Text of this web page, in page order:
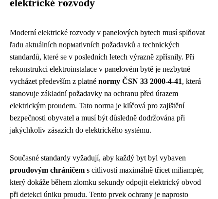
elektrické rozvody
Moderní elektrické rozvody v panelových bytech musí splňovat
řadu aktuálních nормativních požadavků a technických
standardů, které se v posledních letech výrazně zpřísnily. Při
rekonstrukci elektroinstalace v panelovém bytě je nezbytné
vycházet především z platné normy ČSN 33 2000-4-41, která
stanovuje základní požadavky na ochranu před úrazem
elektrickým proudem. Tato norma je klíčová pro zajištění
bezpečnosti obyvatel a musí být důsledně dodržována při
jakýchkoliv zásazích do elektrického systému.
Současné standardy vyžadují, aby každý byt byl vybaven
proudovým chráničem s citlivostí maximálně třicet miliampér,
který dokáže během zlomku sekundy odpojit elektrický obvod
při detekci úniku proudu. Tento prvek ochrany je naprosto